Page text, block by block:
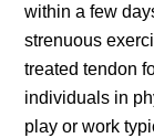
within a few
strenuous
treated tendon
individuals in
play or work